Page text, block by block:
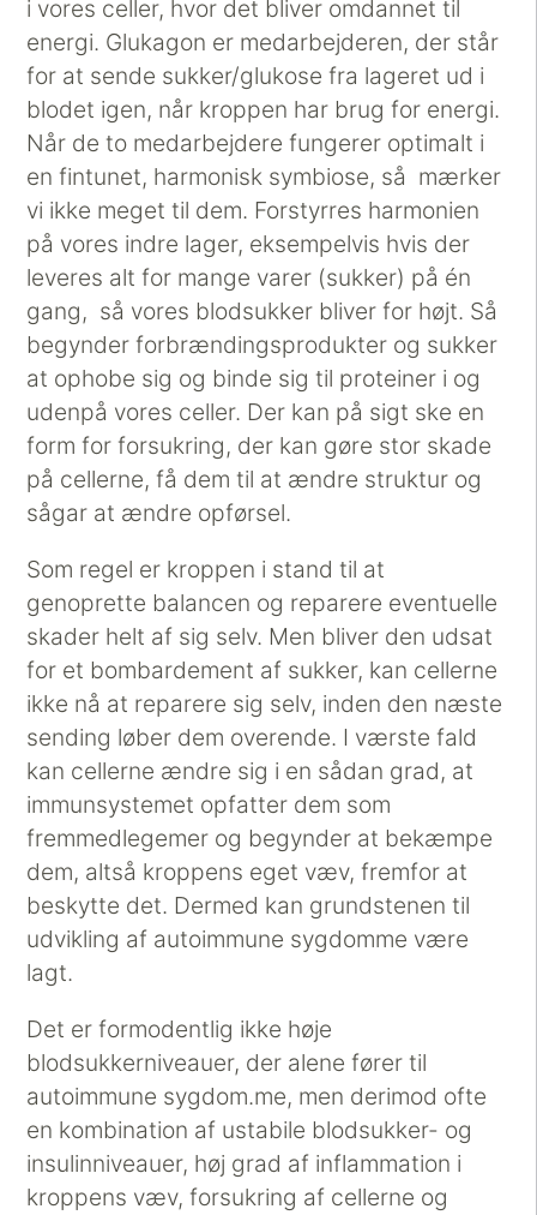
i vores celler, hvor det bliver omdannet til
energi. Glukagon er medarbejderen, der står
for at sende sukker/glukose fra lageret ud i
blodet igen, når kroppen har brug for energi.
Når de to medarbejdere fungerer optimalt i
en fintunet, harmonisk symbiose, så mærker
vi ikke meget til dem. Forstyrres harmonien
på vores indre lager, eksempelvis hvis der
leveres alt for mange varer (sukker) på én
gang, så vores blodsukker bliver for højt. Så
begynder forbrændingsprodukter og sukker
at ophobe sig og binde sig til proteiner i og
udenpå vores celler. Der kan på sigt ske en
form for forsukring, der kan gøre stor skade
på cellerne, få dem til at ændre struktur og
sågar at ændre opførsel.
Som regel er kroppen i stand til at
genoprette balancen og reparere eventuelle
skader helt af sig selv. Men bliver den udsat
for et bombardement af sukker, kan cellerne
ikke nå at reparere sig selv, inden den næste
sending løber dem overende. I værste fald
kan cellerne ændre sig i en sådan grad, at
immunsystemet opfatter dem som
fremmedlegemer og begynder at bekæmpe
dem, altså kroppens eget væv, fremfor at
beskytte det. Dermed kan grundstenen til
udvikling af autoimmune sygdomme være
lagt.
Det er formodentlig ikke høje
blodsukkerniveauer, der alene fører til
autoimmune sygdom.me, men derimod ofte
en kombination af ustabile blodsukker- og
insulinniveauer, høj grad af inflammation i
kroppens væv, forsukring af cellerne og